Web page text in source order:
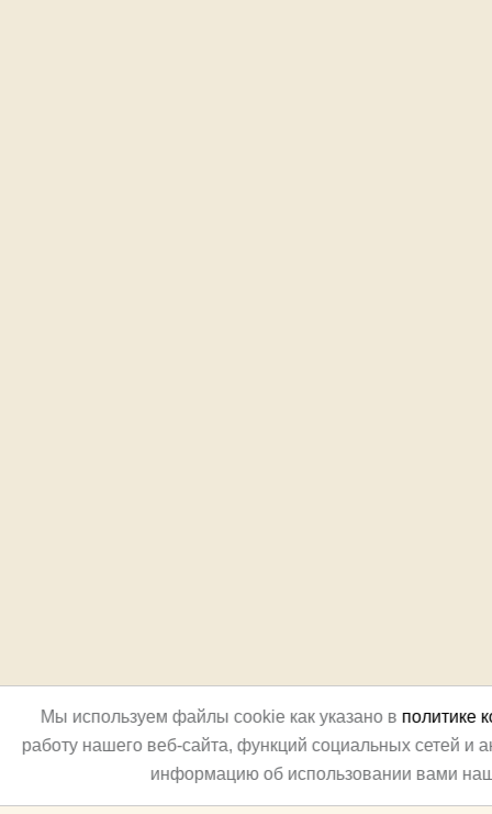
Мы используем файлы cookie как указано в политике
работу нашего веб-сайта, функций социальных сетей и
информацию об использовании вами